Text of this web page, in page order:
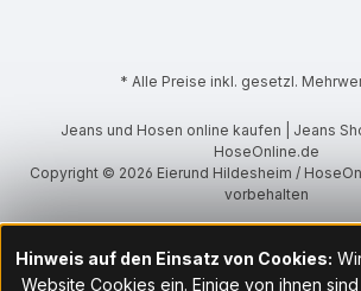
* Alle Preise inkl. gesetzl.
Jeans und Hosen online kaufen | Jeans
HoseOnline.de
Copyright © 2026 Eierund Hildesheim /
vorbehalten
Hinweis auf den Einsatz von Cookies:
Website Cookies ein. Einige von ihnen